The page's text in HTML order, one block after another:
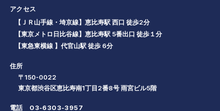
アクセス
【ＪＲ山手線・埼京線】恵比寿駅 西口 徒歩2分
【東京メトロ日比谷線】恵比寿駅 5番出口 徒歩１分
【東急東横線 】代官山駅 徒歩 6分
住所
〒150-0022
東京都渋谷区恵比寿南1丁目2番8号 雨宮ビル5階
電話 03-6303-3957